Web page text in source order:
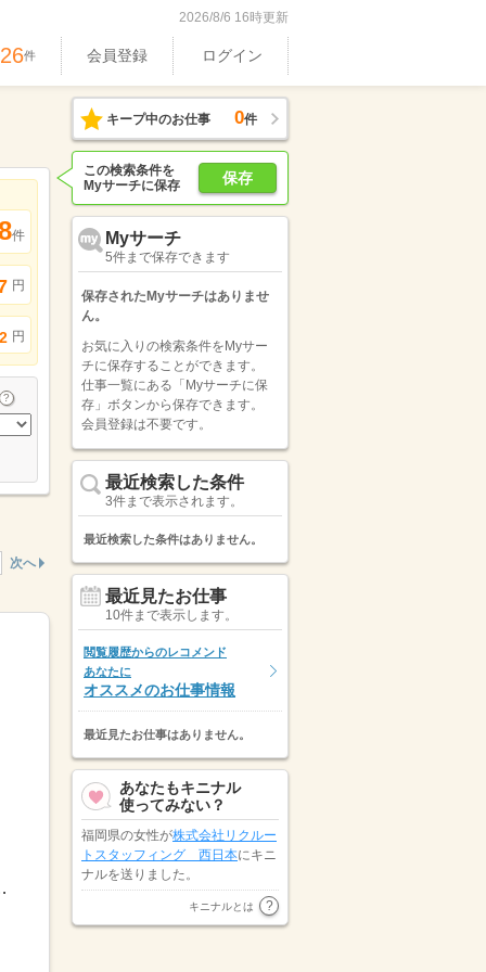
2026/8/6 16時更新
件 会員登録 ログイン
件
円
円
次へ
シフト準備しており...
キープ中のお仕事 0件
保存
この検索条件を
Myサーチに保存
Myサーチ
5件まで保存できます
保存されたMyサーチはありませ
ん。
お気に入りの検索条件をMyサー
チに保存することができます。
仕事一覧にある「Myサーチに保
存」ボタンから保存できます。
会員登録は不要です。
最近検索した条件
3件まで表示されます。
最近検索した条件はありません。
最近見たお仕事
10件まで表示します。
閲覧履歴からのレコメンド
あなたに
オススメのお仕事情報
最近見たお仕事はありません。
あなたもキニナル
使ってみない？
福岡県の女性が株式会社リクルー
トスタッフィング 西日本にキニ
ナルを送りました。
株式会社キャリ
ア SW事業本部にキニナルを送
キニナルとは